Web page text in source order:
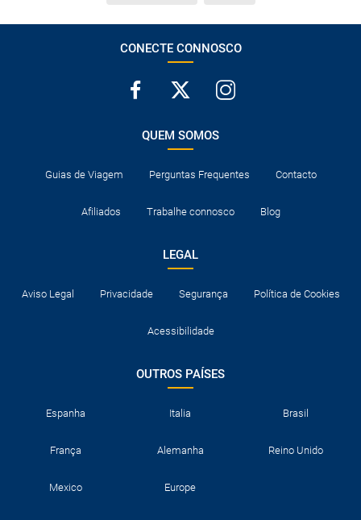
CONECTE CONNOSCO
QUEM SOMOS
Guias de Viagem Perguntas Frequentes Contacto
Afiliados Trabalhe connosco Blog
LEGAL
Aviso Legal Privacidade Segurança Política de Cookies
Acessibilidade
OUTROS PAÍSES
Espanha Italia Brasil
França Alemanha Reino Unido
Mexico Europe